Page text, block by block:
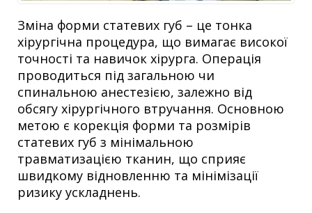
Зміна форми статевих губ – це тонка
хірургічна процедура, що вимагає високої
точності та навичок хірурга. Операція
проводиться під загальною чи
спинальною анестезією, залежно від
обсягу хірургічного втручання. Основною
метою є корекція форми та розмірів
статевих губ з мінімальною
травматизацією тканин, що сприяє
швидкому відновленню та мінімізації
ризику ускладнень.